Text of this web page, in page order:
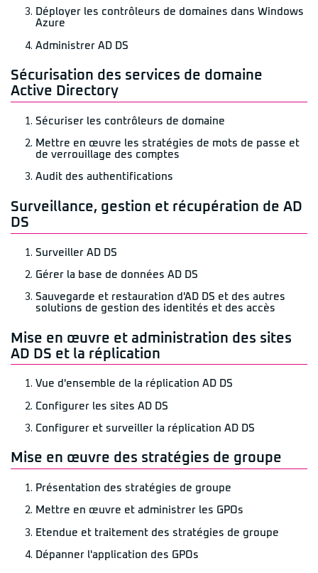
Déployer les contrôleurs de domaines dans Windows
Azure
Administrer AD DS
Sécurisation des services de domaine
Active Directory
Sécuriser les contrôleurs de domaine
Mettre en œuvre les stratégies de mots de passe et
de verrouillage des comptes
Audit des authentifications
Surveillance, gestion et récupération de AD
DS
Surveiller AD DS
Gérer la base de données AD DS
Sauvegarde et restauration d'AD DS et des autres
solutions de gestion des identités et des accès
Mise en œuvre et administration des sites
AD DS et la réplication
Vue d'ensemble de la réplication AD DS
Configurer les sites AD DS
Configurer et surveiller la réplication AD DS
Mise en œuvre des stratégies de groupe
Présentation des stratégies de groupe
Mettre en œuvre et administrer les GPOs
Etendue et traitement des stratégies de groupe
Dépanner l'application des GPOs